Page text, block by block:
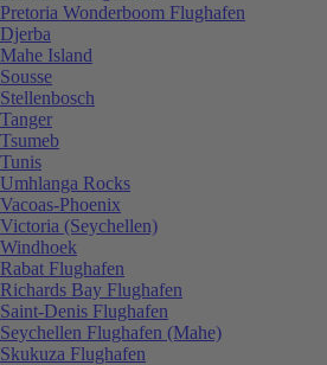
Pretoria Wonderboom Flughafen
Djerba
Mahe Island
Sousse
Stellenbosch
Tanger
Tsumeb
Tunis
Umhlanga Rocks
Vacoas-Phoenix
Victoria (Seychellen)
Windhoek
Rabat Flughafen
Richards Bay Flughafen
Saint-Denis Flughafen
Seychellen Flughafen (Mahe)
Skukuza Flughafen